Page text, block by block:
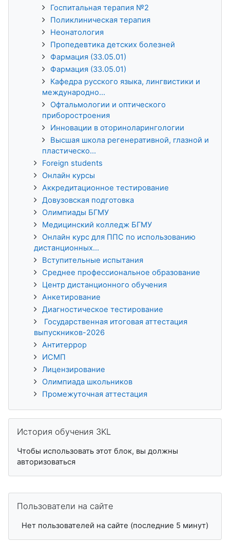
Госпитальная терапия №2
Поликлиническая терапия
Неонатология
Пропедевтика детских болезней
Фармация (33.05.01)
Фармация (33.05.01)
Кафедра русского языка, лингвистики и
международно...
Офтальмологии и оптического
приборостроения
Инновации в оториноларингологии
Высшая школа регенеративной, глазной и
пластическо...
Foreign students
Онлайн курсы
Аккредитационное тестирование
Довузовская подготовка
Олимпиады БГМУ
Медицинский колледж БГМУ
Онлайн курс для ППС по использованию
дистанционных...
Вступительные испытания
Среднее профессиональное образование
Центр дистанционного обучения
Анкетирование
Диагностическое тестирование
Государственная итоговая аттестация
выпускников-2026
Антитеррор
ИСМП
Лицензирование
Олимпиада школьников
Промежуточная аттестация
История обучения 3KL
Чтобы использовать этот блок, вы должны
авторизоваться
Пользователи на сайте
Нет пользователей на сайте (последние 5 минут)